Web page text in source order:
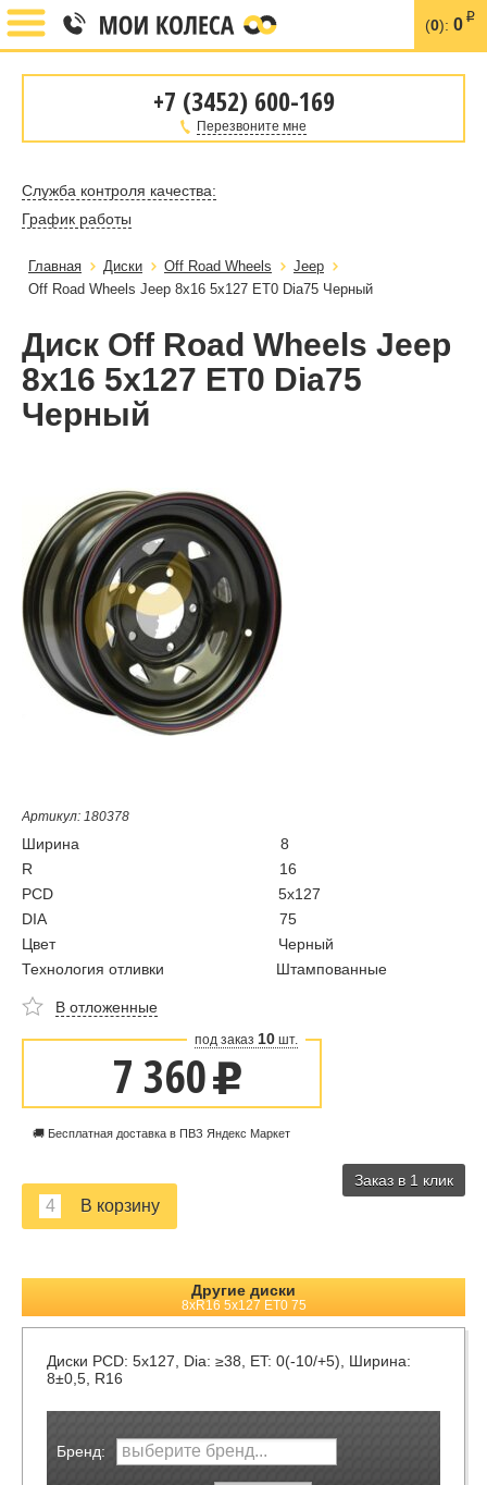
(0): 0 i
+7 (3452) 600-169
Перезвоните мне
Служба контроля качества:
График работы
Главная Диски Off Road Wheels
Jeep
Off Road Wheels Jeep 8x16 5x127 ET0 Dia75 Черный
Диск Off Road Wheels Jeep
8x16 5x127 ET0 Dia75
Черный
Артикул: 180378
Ширина
8
R
16
PCD
5x127
DIA
75
Цвет
Черный
Технология отливки
Штампованные
В отложенные
под заказ 10 шт.
7 360u
🚚 Бесплатная доставка в ПВЗ Яндекс Маркет
Заказ в 1 клик
Другие диски
8xR16 5x127 ET0 75
Диски PCD: 5x127, Dia: ≥38, ET: 0(-10/+5), Ширина:
8±0,5, R16
Бренд: